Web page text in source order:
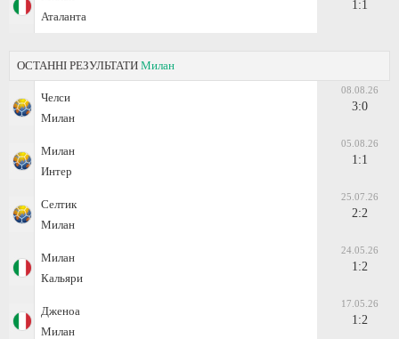
Аталанта
1:1
ОСТАННІ РЕЗУЛЬТАТИ Милан
Челси
Милан
08.08.26
3:0
Милан
Интер
05.08.26
1:1
Селтик
Милан
25.07.26
2:2
Милан
Кальяри
24.05.26
1:2
Дженоа
Милан
17.05.26
1:2